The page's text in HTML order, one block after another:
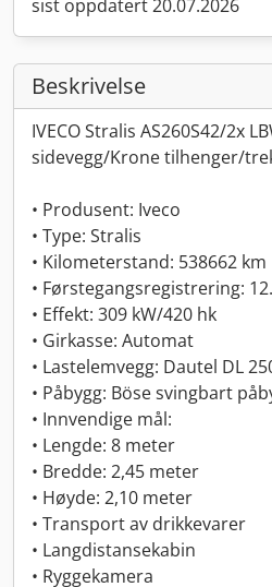
sist oppdatert 20.07.2026
Beskrivelse
IVECO Stralis AS260S42/2x
sidevegg/Krone tilhenger/
• Produsent: Iveco
• Type: Stralis
• Kilometerstand: 538662 km
• Førstegangsregistrering:
• Effekt: 309 kW/420 hk
• Girkasse: Automat
• Lastelemvegg: Dautel DL
• Påbygg: Böse svingbart
• Innvendige mål:
• Lengde: 8 meter
• Bredde: 2,45 meter
• Høyde: 2,10 meter
• Transport av drikkevarer
• Langdistansekabin
• Ryggekamera